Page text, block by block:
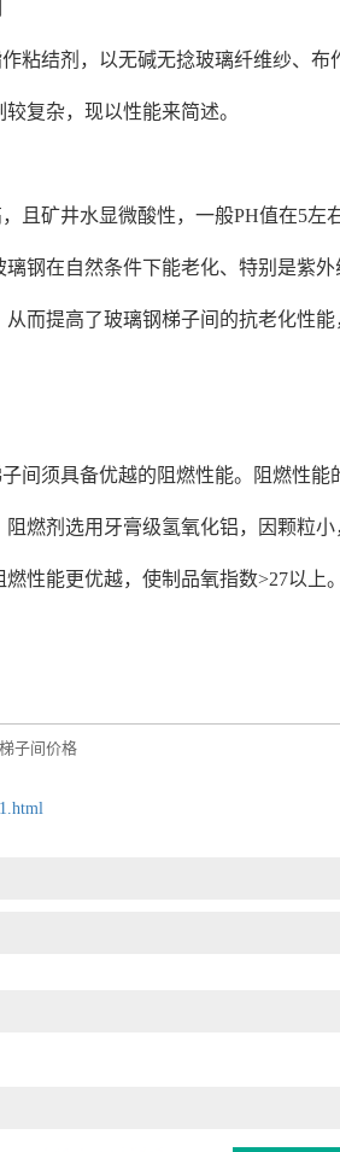
粘结剂，以无碱无捻玻璃纤维纱、
复杂，现以性能来简述。
且矿井水显微酸性，一般PH值在5
钢在自然条件下能老化、特别是紫
而提高了玻璃钢梯子间的抗老化性
间须具备优越的阻燃性能。阻燃性
燃剂选用牙膏级氢氧化铝，因颗粒
性能更优越，使制品氧指数>27以上
子间价格